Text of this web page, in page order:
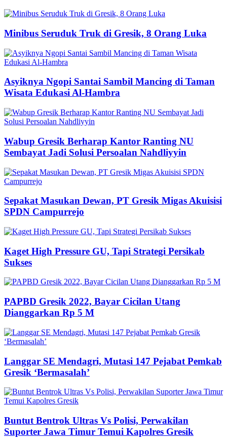
Minibus Seruduk Truk di Gresik, 8 Orang Luka
Asyiknya Ngopi Santai Sambil Mancing di Taman
Wisata Edukasi Al-Hambra
Wabup Gresik Berharap Kantor Ranting NU
Sembayat Jadi Solusi Persoalan Nahdliyyin
Sepakat Masukan Dewan, PT Gresik Migas Akuisisi
SPDN Campurrejo
Kaget High Pressure GU, Tapi Strategi Persikab
Sukses
PAPBD Gresik 2022, Bayar Cicilan Utang
Dianggarkan Rp 5 M
Langgar SE Mendagri, Mutasi 147 Pejabat Pemkab
Gresik ‘Bermasalah’
Buntut Bentrok Ultras Vs Polisi, Perwakilan
Suporter Jawa Timur Temui Kapolres Gresik